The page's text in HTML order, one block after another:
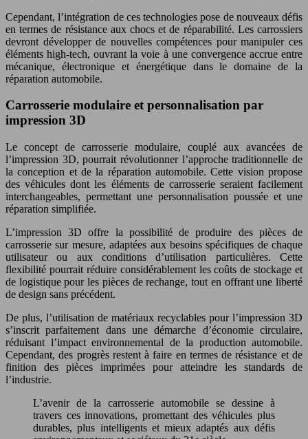
Cependant, l’intégration de ces technologies pose de nouveaux défis
en termes de résistance aux chocs et de réparabilité. Les carrossiers
devront développer de nouvelles compétences pour manipuler ces
éléments high-tech, ouvrant la voie à une convergence accrue entre
mécanique, électronique et énergétique dans le domaine de la
réparation automobile.
Carrosserie modulaire et personnalisation par
impression 3D
Le concept de carrosserie modulaire, couplé aux avancées de
l’impression 3D, pourrait révolutionner l’approche traditionnelle de
la conception et de la réparation automobile. Cette vision propose
des véhicules dont les éléments de carrosserie seraient facilement
interchangeables, permettant une personnalisation poussée et une
réparation simplifiée.
L’impression 3D offre la possibilité de produire des pièces de
carrosserie sur mesure, adaptées aux besoins spécifiques de chaque
utilisateur ou aux conditions d’utilisation particulières. Cette
flexibilité pourrait réduire considérablement les coûts de stockage et
de logistique pour les pièces de rechange, tout en offrant une liberté
de design sans précédent.
De plus, l’utilisation de matériaux recyclables pour l’impression 3D
s’inscrit parfaitement dans une démarche d’économie circulaire,
réduisant l’impact environnemental de la production automobile.
Cependant, des progrès restent à faire en termes de résistance et de
finition des pièces imprimées pour atteindre les standards de
l’industrie.
L’avenir de la carrosserie automobile se dessine à
travers ces innovations, promettant des véhicules plus
durables, plus intelligents et mieux adaptés aux défis